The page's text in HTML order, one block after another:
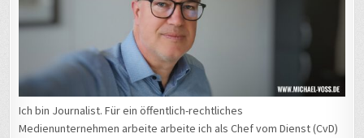
Ich bin Journalist. Für ein öffentlich-rechtliches
Medienunternehmen arbeite arbeite ich als Chef vom Dienst (CvD)